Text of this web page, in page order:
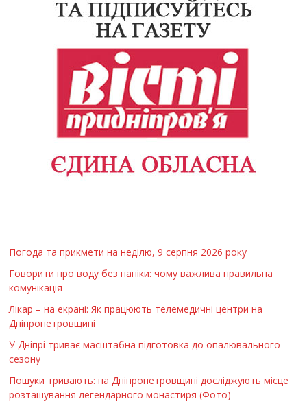
Погода та прикмети на неділю, 9 серпня 2026 року
Говорити про воду без паніки: чому важлива правильна
комунікація
Лікар – на екрані: Як працюють телемедичні центри на
Дніпропетровщині
У Дніпрі триває масштабна підготовка до опалювального
сезону
Пошуки тривають: на Дніпропетровщині досліджують місце
розташування легендарного монастиря (Фото)